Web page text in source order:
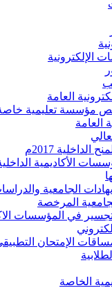
الإلكترونية
العامة
مؤسسة تعليمية خاصة
العامة
2017م
الأكاديمية
الجامعية والدراسات
المرخصة
في المؤسسات
الإمتحان
الخاصة